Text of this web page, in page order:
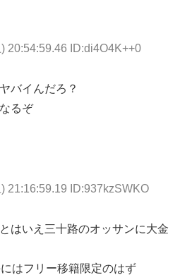
20:54:59.46 ID:di4O4K++0
バイんだろ？
るぞ
21:16:59.19 ID:937kzSWKO
はいえ三十路のオッサンに大金
はフリー移籍限定のはず